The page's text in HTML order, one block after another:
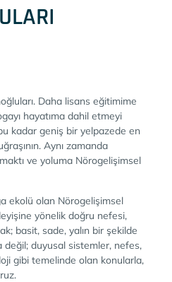
Daha lisans eğitimime
hayatıma dahil etmeyi
kadar geniş bir yelpazede en
Aynı zamanda
ve yoluma Nörogelişimsel
ekolü olan Nörogelişimsel
yönelik doğru nefesi,
basit, sade, yalın bir şekilde
değil; duyusal sistemler, nefes,
gibi temelinde olan konularla,